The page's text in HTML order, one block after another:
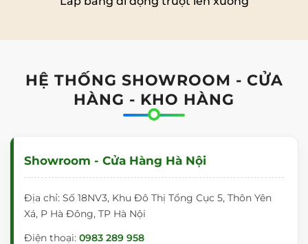
HỆ THỐNG SHOWROOM - CỬA
HÀNG - KHO HÀNG
Showroom - Cửa Hàng Hà Nội
Địa chỉ: Số 18NV3, Khu Đô Thị Tổng Cục 5, Thôn Yên
Xá, P Hà Đông, TP Hà Nội
Điện thoại: 0983 289 958